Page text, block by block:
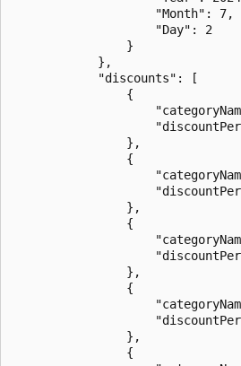
                    "Month": 7,
                    "Day": 2
                }
            },
            "discounts": [
                {
                },
                {
                },
                {
                },
                {
                },
                {